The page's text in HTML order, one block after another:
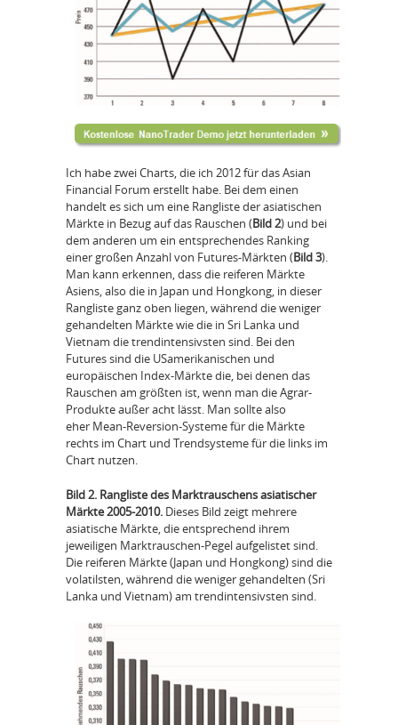
Ich habe zwei Charts, die ich 2012 für das Asian
Financial Forum erstellt habe. Bei dem einen
handelt es sich um eine Rangliste der asiatischen
Märkte in Bezug auf das Rauschen (Bild 2) und bei
dem anderen um ein entsprechendes Ranking
einer großen Anzahl von Futures-Märkten (Bild 3).
Man kann erkennen, dass die reiferen Märkte
Asiens, also die in Japan und Hongkong, in dieser
Rangliste ganz oben liegen, während die weniger
gehandelten Märkte wie die in Sri Lanka und
Vietnam die trendintensivsten sind. Bei den
Futures sind die USamerikanischen und
europäischen Index-Märkte die, bei denen das
Rauschen am größten ist, wenn man die Agrar-
Produkte außer acht lässt. Man sollte also
eher Mean-Reversion-Systeme für die Märkte
rechts im Chart und Trendsysteme für die links im
Chart nutzen.
Bild 2. Rangliste des Marktrauschens asiatischer
Märkte 2005-2010. Dieses Bild zeigt mehrere
asiatische Märkte, die entsprechend ihrem
jeweiligen Marktrauschen-Pegel aufgelistet sind.
Die reiferen Märkte (Japan und Hongkong) sind die
volatilsten, während die weniger gehandelten (Sri
Lanka und Vietnam) am trendintensivsten sind.